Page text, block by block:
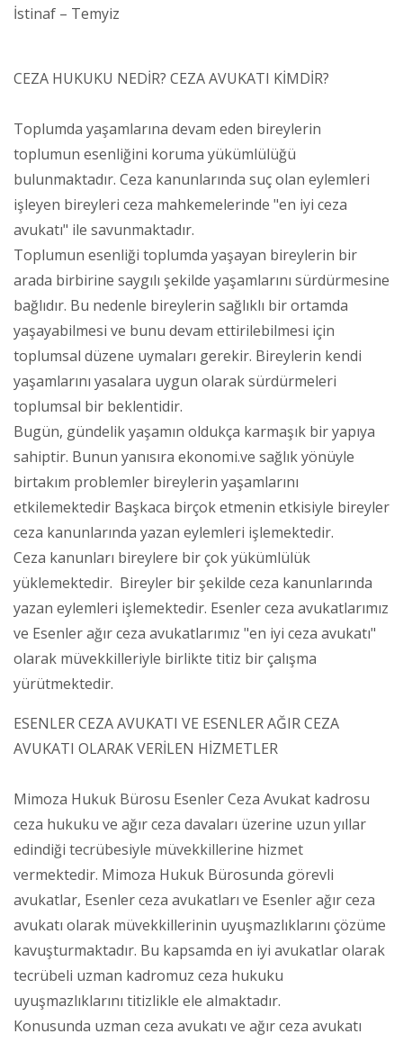
İstinaf – Temyiz
CEZA HUKUKU NEDİR? CEZA AVUKATI KİMDİR?
Toplumda yaşamlarına devam eden bireylerin
toplumun esenliğini koruma yükümlülüğü
bulunmaktadır. Ceza kanunlarında suç olan eylemleri
işleyen bireyleri ceza mahkemelerinde "en iyi ceza
avukatı" ile savunmaktadır.
Toplumun esenliği toplumda yaşayan bireylerin bir
arada birbirine saygılı şekilde yaşamlarını sürdürmesine
bağlıdır. Bu nedenle bireylerin sağlıklı bir ortamda
yaşayabilmesi ve bunu devam ettirilebilmesi için
toplumsal düzene uymaları gerekir. Bireylerin kendi
yaşamlarını yasalara uygun olarak sürdürmeleri
toplumsal bir beklentidir.
Bugün, gündelik yaşamın oldukça karmaşık bir yapıya
sahiptir. Bunun yanısıra ekonomi.ve sağlık yönüyle
birtakım problemler bireylerin yaşamlarını
etkilemektedir Başkaca birçok etmenin etkisiyle bireyler
ceza kanunlarında yazan eylemleri işlemektedir.
Ceza kanunları bireylere bir çok yükümlülük
yüklemektedir. Bireyler bir şekilde ceza kanunlarında
yazan eylemleri işlemektedir. Esenler ceza avukatlarımız
ve Esenler ağır ceza avukatlarımız "en iyi ceza avukatı"
olarak müvekkilleriyle birlikte titiz bir çalışma
yürütmektedir.
ESENLER CEZA AVUKATI VE ESENLER AĞIR CEZA
AVUKATI OLARAK VERİLEN HİZMETLER
Mimoza Hukuk Bürosu Esenler Ceza Avukat kadrosu
ceza hukuku ve ağır ceza davaları üzerine uzun yıllar
edindiği tecrübesiyle müvekkillerine hizmet
vermektedir. Mimoza Hukuk Bürosunda görevli
avukatlar, Esenler ceza avukatları ve Esenler ağır ceza
avukatı olarak müvekkillerinin uyuşmazlıklarını çözüme
kavuşturmaktadır. Bu kapsamda en iyi avukatlar olarak
tecrübeli uzman kadromuz ceza hukuku
uyuşmazlıklarını titizlikle ele almaktadır.
Konusunda uzman ceza avukatı ve ağır ceza avukatı